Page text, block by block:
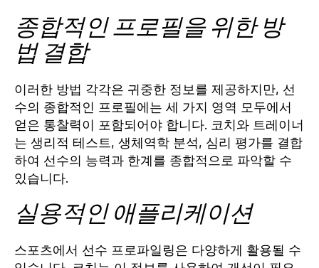
종합적인 프로필을 위한 방
법 결합
이러한 방법 각각은 귀중한 정보를 제공하지만, 선
수의 종합적인 프로필에는 세 가지 영역 모두에서
얻은 통찰력이 포함되어야 합니다. 코치와 트레이너
는 생리적 테스트, 생체역학 분석, 심리 평가를 결합
하여 선수의 능력과 한계를 종합적으로 파악할 수
있습니다.
실용적인 애플리케이션
스포츠에서 선수 프로파일링은 다양하게 활용될 수